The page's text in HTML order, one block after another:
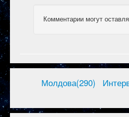
Комментарии могут
Молдова(290)